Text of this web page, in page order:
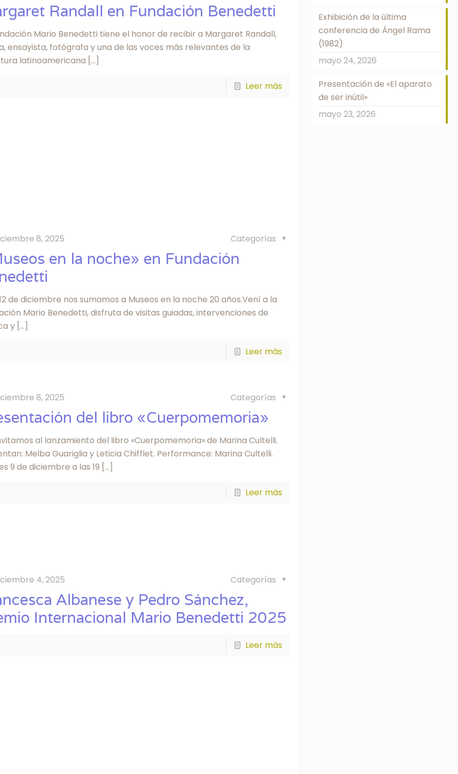
Randall en Fundación Benedetti
Mario Benedetti tiene el honor de recibir a Margaret Randall,
ensayista, fotógrafa y una de las voces más relevantes de la
latinoamericana […]
Leer más
8, 2025 Categorías
en la noche» en Fundación
de diciembre nos sumamos a Museos en la noche 20 años.Vení a la
Mario Benedetti, disfruta de visitas guiadas, intervenciones de
y […]
Leer más
8, 2025 Categorías
del libro «Cuerpomemoria»
al lanzamiento del libro «Cuerpomemoria» de Marina Cultelli.
Melba Guariglia y Leticia Chifflet. Performance: Marina Cultelli.
9 de diciembre a las 19 […]
Leer más
4, 2025 Categorías
Albanese y Pedro Sánchez,
Internacional Mario Benedetti 2025
Leer más
Exhibición de la última
conferencia de Ángel Rama
(1982)
mayo 24, 2026
Presentación de «El aparato
de ser inútil»
mayo 23, 2026